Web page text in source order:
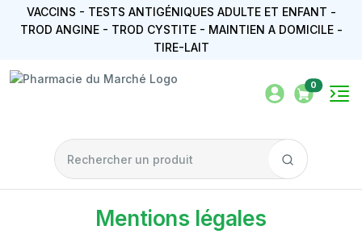
VACCINS - TESTS ANTIGÉNIQUES ADULTE ET ENFANT -
TROD ANGINE - TROD CYSTITE - MAINTIEN A DOMICILE -
TIRE-LAIT
0
Mentions légales